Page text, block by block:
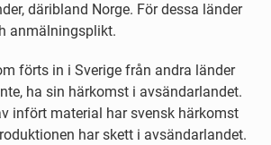
däribland Norge. För dessa länder
anmälningsplikt.
förts in i Sverige från andra länder
ha sin härkomst i avsändarlandet.
infört material har svensk härkomst
har skett i avsändarlandet.